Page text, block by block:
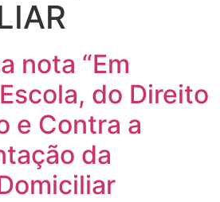
nota “Em
do Direito
e Contra a
da